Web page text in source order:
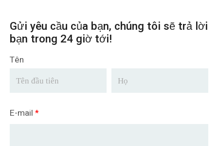
Gửi yêu cầu của bạn, chúng tôi sẽ trả lời
bạn trong 24 giờ tới!
Tên
E-mail *